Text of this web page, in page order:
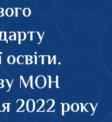
МОН
2022 року